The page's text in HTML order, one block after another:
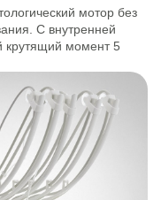
мотор без
С внутренней
крутящий момент 5